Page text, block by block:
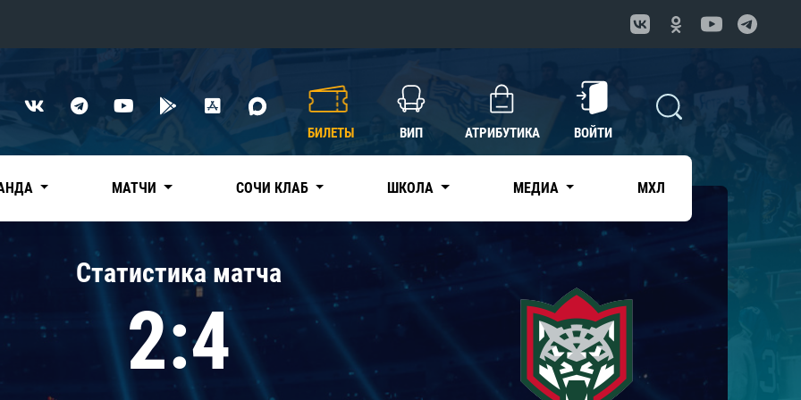
Трактор
Дивизион Чернышева
БИЛЕТЫ ВИП АТРИБУТИКА ВОЙТИ
МАТЧИ СОЧИ КЛАБ ШКОЛА МЕДИА МХЛ
Статистика матча
2:4